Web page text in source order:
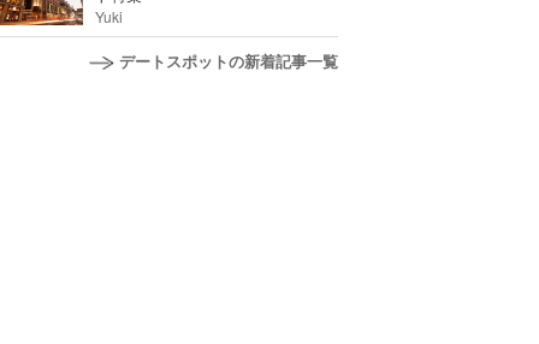
Yuki
デートスポットの新着記事一覧